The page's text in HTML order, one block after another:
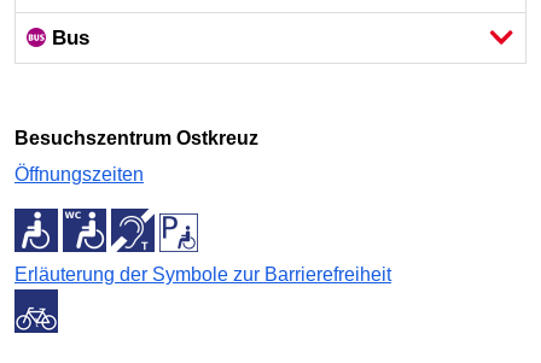
Bus
Besuchszentrum Ostkreuz
Öffnungszeiten
Erläuterung der Symbole zur Barrierefreiheit